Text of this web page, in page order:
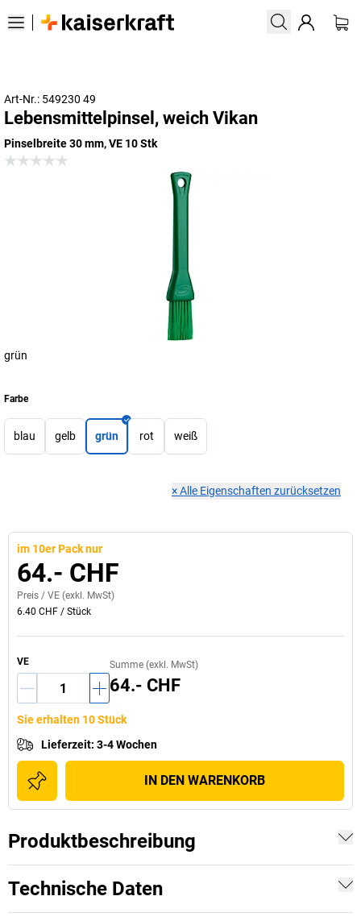
Art-Nr.: 549230 49
Lebensmittelpinsel, weich Vikan
Pinselbreite 30 mm, VE 10 Stk
grün
Farbe
blau gelb grün rot weiß
×Alle Eigenschaften zurücksetzen
im 10er Pack nur
64.- CHF
Preis / VE (exkl. MwSt)
6.40 CHF / Stück
VE Summe (exkl. MwSt)
64.- CHF
Sie erhalten 10 Stück
Lieferzeit: 3-4 Wochen
IN DEN WARENKORB
Produktbeschreibung
Technische Daten